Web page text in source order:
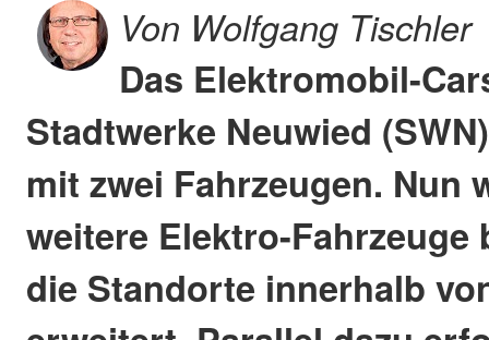
Von Wolfgang Tischler
Das Elektromobil-
Stadtwerke Neuwied
mit zwei Fahrzeugen. Nun
weitere Elektro-
die Standorte innerhalb